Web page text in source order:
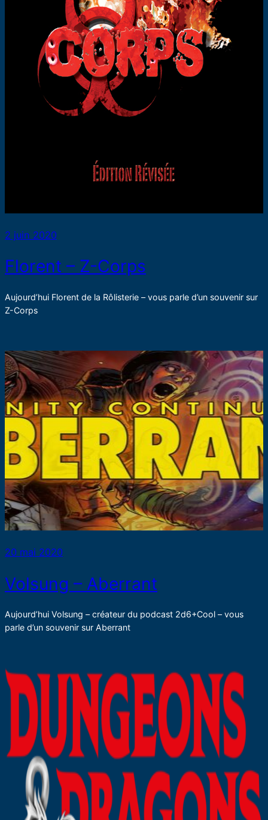
2 juin 2020
Florent – Z-Corps
Aujourd’hui Florent de la Rôlisterie – vous parle d’un souvenir sur
Z-Corps
20 mai 2020
Volsung – Aberrant
Aujourd’hui Volsung – créateur du podcast 2d6+Cool – vous
parle d’un souvenir sur Aberrant